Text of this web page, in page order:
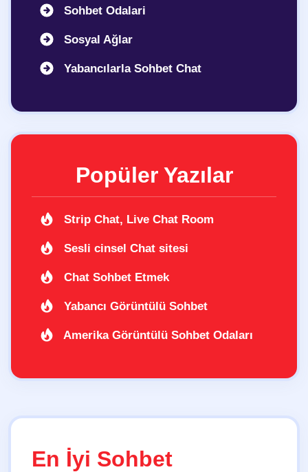
Sohbet Odalari
Sosyal Ağlar
Yabancılarla Sohbet Chat
Popüler Yazılar
Strip Chat, Live Chat Room
Sesli cinsel Chat sitesi
Chat Sohbet Etmek
Yabancı Görüntülü Sohbet
Amerika Görüntülü Sohbet Odaları
En İyi Sohbet